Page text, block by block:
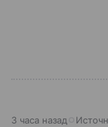
3 часа назад